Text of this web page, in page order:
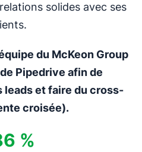
solides avec ses
du McKeon Group
Pipedrive afin de
leads et faire du cross-
croisée).
%